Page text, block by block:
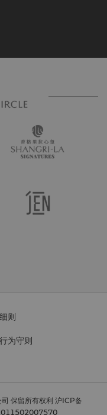
则
为守则
保留所有权利 沪ICP备